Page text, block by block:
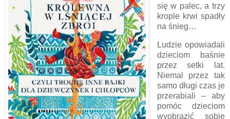
się w palec, a trzy
krople krwi spadły
na śnieg…
Ludzie opowiadali
dzieciom baśnie
przez setki lat.
Niemal przez tak
samo długi czas je
przerabiali – aby
pomóc dzieciom
wyobrazić sobie